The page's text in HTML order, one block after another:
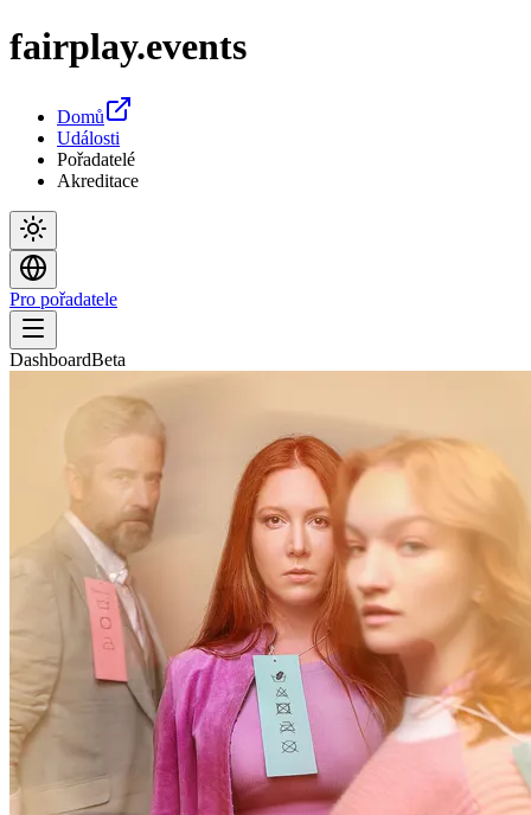
fairplay.events
Domů
Události
Pořadatelé
Akreditace
Pro pořadatele
DashboardBeta